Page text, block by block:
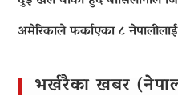
अमेरिकाले फर्काएका ८
भर्खरैका खबर